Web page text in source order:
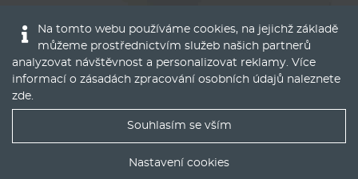
Na tomto webu používáme cookies, na jejichž základě
můžeme prostřednictvím služeb našich partnerů
analyzovat návštěvnost a personalizovat reklamy. Více
informací o zásadách zpracování osobních údajů naleznete
zde.
Souhlasím se vším
Nastavení cookies
Nejlepší nabídky operáku do Vašeho emailu